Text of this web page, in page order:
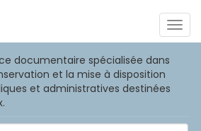
documentaire spécialisée dans
et la mise à disposition
et administratives destinées